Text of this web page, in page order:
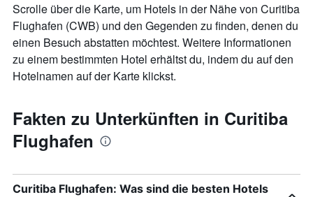
Scrolle über die Karte, um Hotels in der Nähe von Curitiba
Flughafen (CWB) und den Gegenden zu finden, denen du
einen Besuch abstatten möchtest. Weitere Informationen
zu einem bestimmten Hotel erhältst du, indem du auf den
Hotelnamen auf der Karte klickst.
Fakten zu Unterkünften in Curitiba
Flughafen
Curitiba Flughafen: Was sind die besten Hotels